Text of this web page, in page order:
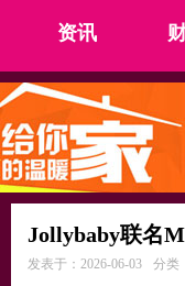
资讯
Jollybaby联名
发表于：2026-06-03 分类